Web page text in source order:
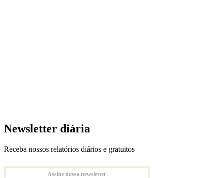
Newsletter diária
Receba nossos relatórios diários e gratuitos
Assine nossa newsletter